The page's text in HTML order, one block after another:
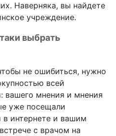
Наверняка, вы найдете
учреждение.
выбрать
не ошибиться, нужно
всей
вашего мнения и мнения
уже посещали
в интернете и вашим
с врачом на